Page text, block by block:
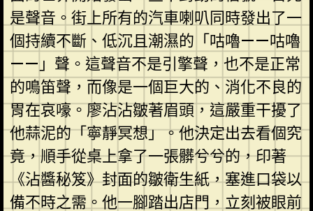
是聲音。街上所有的汽車喇叭同時發出了一
個持續不斷、低沉且潮濕的「咕嚕——咕嚕
——」聲。這聲音不是引擎聲，也不是正常
的鳴笛聲，而像是一個巨大的、消化不良的
胃在哀嚎。廖沾沾皺著眉頭，這嚴重干擾了
他蒜泥的「寧靜冥想」。他決定出去看個究
竟，順手從桌上拿了一張髒兮兮的，印著
《沾醬秘笈》封面的皺衛生紙，塞進口袋以
備不時之需。他一腳踏出店門，立刻被眼前